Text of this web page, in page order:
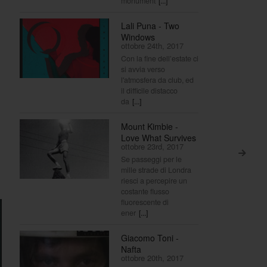
>
Lali Puna - Two
Windows
ottobre 24th, 2017
Con la fine dell’estate ci
si avvia verso
l'atmosfera da club, ed
il difficile distacco
da [...]
Mount Kimbie -
Love What Survives
ottobre 23rd, 2017
Se passeggi per le
mille strade di Londra
riesci a percepire un
costante flusso
fluorescente di
ener [...]
Giacomo Toni -
Nafta
ottobre 20th, 2017